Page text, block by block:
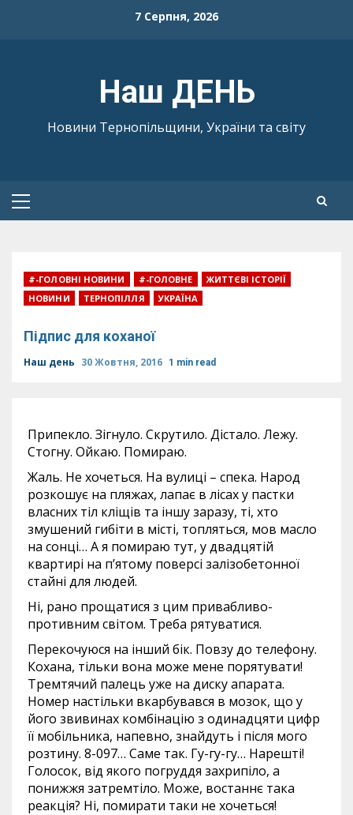
7 Серпня, 2026
Наш ДЕНЬ
Новини Тернопільщини, України та світу
Primary
#-ГОЛОВНІ НОВИНИ #-ГОЛОВНЕ
ЖИТТЄВІ ІСТОРІЇ
НОВИНИ
ТЕРНОПІЛЛЯ УКРАЇНА
Підпис для коханої
Наш день 30 Жовтня, 2016 1 min read
Припекло. Зігнуло. Скрутило. Дістало. Лежу.
Стогну. Ойкаю. Помираю.
Жаль. Не хочеться. На вулиці – спека. Народ
розкошує на пляжах, лапає в лісах у пастки
власних тіл кліщів та іншу заразу, ті, хто
змушений гибіти в місті, топляться, мов масло
на сонці… А я помираю тут, у двадцятій
квартирі на п’ятому поверсі залізобетонної
стайні для людей.
Ні, рано прощатися з цим привабливо-
противним світом. Треба рятуватися.
Перекочуюся на інший бік. Повзу до телефону.
Кохана, тільки вона може мене порятувати!
Тремтячий палець уже на диску апарата.
Номер настільки вкарбувався в мозок, що у
його звивинах комбінацію з одинадцяти цифр
її мобільника, напевно, знайдуть і після мого
розтину. 8-097… Саме так. Гу-гу-гу… Нарешті!
Голосок, від якого погруддя захрипіло, а
понижжя затремтіло. Може, востаннє така
реакція? Ні, помирати таки не хочеться!